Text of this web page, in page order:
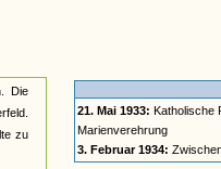
Die
zu
21. Mai 1933: Katholische
Marienverehrung
3. Februar 1934: